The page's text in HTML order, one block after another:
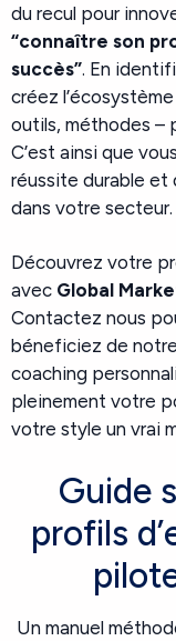
du recul pour
“connaître son
succès”. En
créez
outils, méthodes –
C’est ainsi que
réussite durable et
dans votre secteur.
Découvrez votre
avec Global
Contactez nous
béneficiez de
coaching
pleinement votre
votre style un vrai
Guide
profils
Un manuel